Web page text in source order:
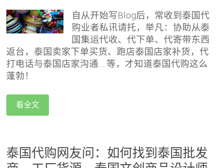
自从开始写Blog后，常收到泰国代
购业者私讯请托，举凡：协助从泰
国集运代收、代下单、代寄带东西
返台，泰国卖家下单买货、跑店泰国店家补货，代
打电话与泰国店家沟通….等，才知道泰国代购这么
蓬勃！
看全文
泰国代购网友问：如何找到泰国批发